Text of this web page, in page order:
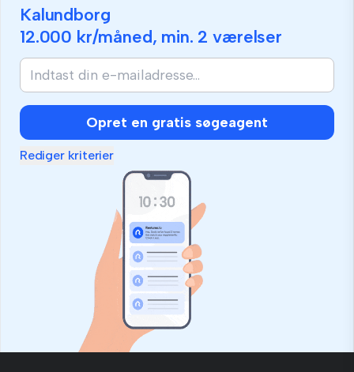
Kalundborg
12.000 kr/måned, min. 2 værelser
Opret en gratis søgeagent
Rediger kriterier